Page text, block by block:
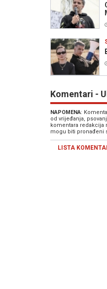
Komentari -
NAPOMENA:
od vrijeđanja,
komentara redakcija
mogu biti pronađeni
LISTA